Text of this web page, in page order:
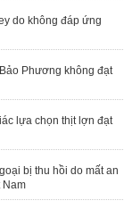
do không đáp ứng
Phương không đạt
lựa chọn thịt lợn đạt
bị thu hồi do mất an
Nam